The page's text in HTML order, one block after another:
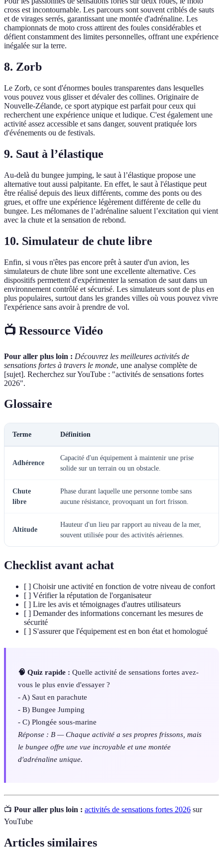
cross est incontournable. Les parcours sont souvent criblés de sauts
et de virages serrés, garantissant une montée d'adrénaline. Les
championnats de moto cross attirent des foules considérables et
défient constamment des limites personnelles, offrant une expérience
inégalée sur la terre.
8. Zorb
Le Zorb, ce sont d'énormes boules transparentes dans lesquelles
vous pouvez vous glisser et dévaler des collines. Originaire de
Nouvelle-Zélande, ce sport atypique est parfait pour ceux qui
recherchent une expérience unique et ludique. C'est également une
activité assez accessible et sans danger, souvent pratiquée lors
d'événements ou de festivals.
9. Saut à l’élastique
Au-delà du bungee jumping, le saut à l’élastique propose une
alternative tout aussi palpitante. En effet, le saut à l'élastique peut
être réalisé depuis des lieux différents, comme des ponts ou des
grues, et offre une expérience légèrement différente de celle du
bungee. Les mélomanes de l’adrénaline saluent l’excitation qui vient
avec la chute et la sensation de rebond.
10. Simulateur de chute libre
Enfin, si vous n'êtes pas encore prêt à sauter d'un avion, les
simulateurs de chute libre sont une excellente alternative. Ces
dispositifs permettent d'expérimenter la sensation de saut dans un
environnement contrôlé et sécurisé. Les simulateurs sont de plus en
plus populaires, surtout dans les grandes villes où vous pouvez vivre
l'expérience sans avoir à prendre de vol.
📺 Ressource Vidéo
Pour aller plus loin : Découvrez les meilleures activités de
sensations fortes à travers le monde, une analyse complète de
[sujet]. Recherchez sur YouTube : "activités de sensations fortes
2026".
Glossaire
Terme Définition
Adhérence
Capacité d'un équipement à maintenir une prise
solide sur un terrain ou un obstacle.
Chute
libre
Phase durant laquelle une personne tombe sans
aucune résistance, provoquant un fort frisson.
Altitude
Hauteur d'un lieu par rapport au niveau de la mer,
souvent utilisée pour des activités aériennes.
Checklist avant achat
[ ] Choisir une activité en fonction de votre niveau de confort
[ ] Vérifier la réputation de l'organisateur
[ ] Lire les avis et témoignages d'autres utilisateurs
[ ] Demander des informations concernant les mesures de
sécurité
[ ] S'assurer que l'équipement est en bon état et homologué
🧠 Quiz rapide : Quelle activité de sensations fortes avez-
vous le plus envie d'essayer ?
- A) Saut en parachute
- B) Bungee Jumping
- C) Plongée sous-marine
Réponse : B — Chaque activité a ses propres frissons, mais
le bungee offre une vue incroyable et une montée
d'adrénaline unique.
📺 Pour aller plus loin : activités de sensations fortes 2026 sur
YouTube
Articles similaires